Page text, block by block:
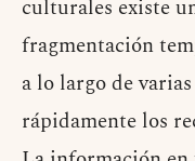
culturales existe
fragmentación
a lo largo de
rápidamente los